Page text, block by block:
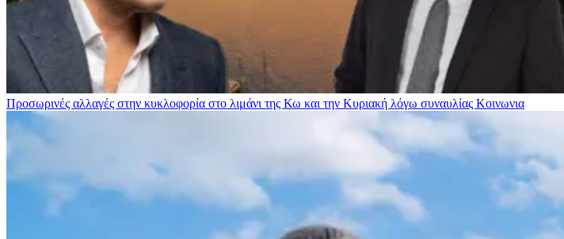
Προσωρινές αλλαγές στην κυκλοφορία στο λιμάνι της Κω και την Κυριακή λόγω συναυλίας Κοινωνια